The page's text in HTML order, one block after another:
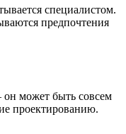
специалистом.
предпочтения
может быть совсем
проектированию.